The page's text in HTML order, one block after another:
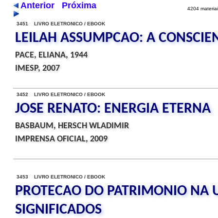
Anterior Próxima 4204
3451 LIVRO ELETRONICO / EBOOK
LEILAH ASSUMPCAO: A
PACE, ELIANA, 1944
IMESP, 2007
3452 LIVRO ELETRONICO / EBOOK
JOSE RENATO: ENERGIA ETERNA
BASBAUM, HERSCH WLADIMIR
IMPRENSA OFICIAL, 2009
3453 LIVRO ELETRONICO / EBOOK
PROTECAO DO PATRIMONIO NA
SIGNIFICADOS